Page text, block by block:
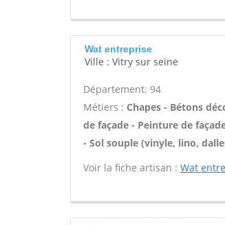
Wat entreprise
Ville : Vitry sur seine
Département: 94
Métiers : Chapes - Bétons
de façade - Peinture de
- Sol souple (vinyle, lino,
Voir la fiche artisan : Wat